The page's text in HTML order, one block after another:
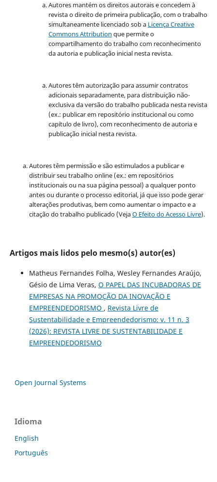
Autores mantém os direitos autorais e concedem à
revista o direito de primeira publicação, com o trabalho
simultaneamente licenciado sob a Licença Creative
Commons Attribution que permite o
compartilhamento do trabalho com reconhecimento
da autoria e publicação inicial nesta revista.
Autores têm autorização para assumir contratos
adicionais separadamente, para distribuição não-
exclusiva da versão do trabalho publicada nesta revista
(ex.: publicar em repositório institucional ou como
capítulo de livro), com reconhecimento de autoria e
publicação inicial nesta revista.
Autores têm permissão e são estimulados a publicar e
distribuir seu trabalho online (ex.: em repositórios
institucionais ou na sua página pessoal) a qualquer ponto
antes ou durante o processo editorial, já que isso pode gerar
alterações produtivas, bem como aumentar o impacto e a
citação do trabalho publicado (VejaO Efeito do Acesso Livre).
Artigos mais lidos pelo mesmo(s) autor(es)
Matheus Fernandes Folha, Wesley Fernandes Araújo,
Gésio de Lima Veras, O PAPEL DAS INCUBADORAS DE
EMPRESAS NA PROMOÇÃO DA INOVAÇÃO E
EMPREENDEDORISMO , Revista Livre de
Sustentabilidade e Empreendedorismo: v. 11 n. 3
(2026): REVISTA LIVRE DE SUSTENTABILIDADE E
EMPREENDEDORISMO
Open Journal Systems
Idioma
English
Português